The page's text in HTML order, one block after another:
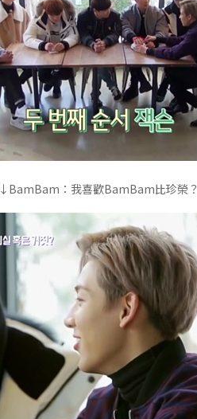
↓BamBam：我喜歡BamBam比珍榮？